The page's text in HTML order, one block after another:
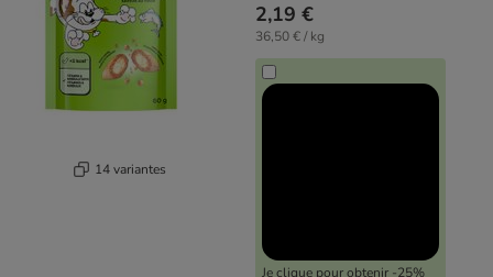
14 variantes
2,19 €
36,50 € / kg
Je clique pour obtenir -25%